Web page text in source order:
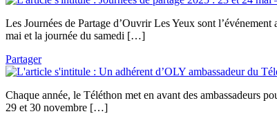
Les Journées de Partage d’Ouvrir Les Yeux sont
mai et la journée du samedi […]
Partager
Chaque année, le Téléthon met en avant des ambassadeurs
29 et 30 novembre […]